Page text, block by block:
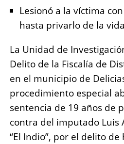
c
e
b
o
o
k
at
s
A
p
p
ss
e
n
g
er
ai
l
Lesionó a la víctima
hasta privarlo de la vida
La Unidad de
Delito de la Fiscalía de
en el municipio de
procedimiento especial
sentencia de 19 años de
contra del imputado Luis
“El Indio”, por el delito